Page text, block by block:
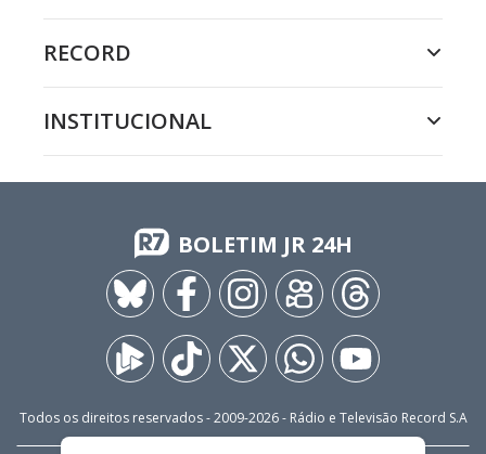
RECORD
INSTITUCIONAL
BOLETIM JR 24H
Todos os direitos reservados - 2009-2026- Rádio e Televisão Record S.A